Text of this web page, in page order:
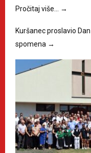
Pročitaj više…
→
Kuršanec proslavio
spomena →